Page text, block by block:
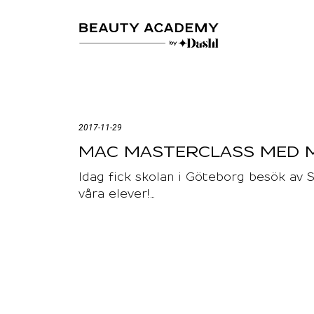
2017-11-29
MAC MASTERCLASS MED
Idag fick skolan i Göteborg besök av
våra elever!…